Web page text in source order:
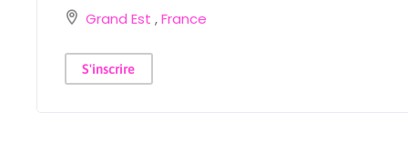
Grand Est ,France
S'inscrire